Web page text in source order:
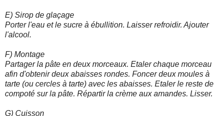
E) Sirop de glaçage
Porter l'eau et le sucre à ébullition. Laisser refroidir. Ajouter
l'alcool.
F) Montage
Partager la pâte en deux morceaux. Etaler chaque morceau
afin d'obtenir deux abaisses rondes. Foncer deux moules à
tarte (ou cercles à tarte) avec les abaisses. Etaler le reste de
compoté sur la pâte. Répartir la crème aux amandes. Lisser.
G) Cuisson